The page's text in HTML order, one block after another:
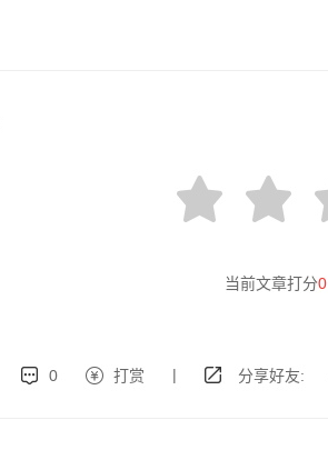
当前文章打分0
0 打赏 | 分享好友: